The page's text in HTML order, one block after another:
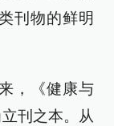
刊物的鲜明
，《健康与
刊之本。从